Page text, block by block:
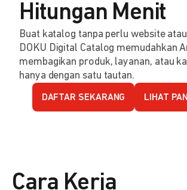
Hitungan Menit
Buat katalog tanpa perlu website
DOKU Digital Catalog memudahkan
membagikan produk, layanan, atau
hanya dengan satu tautan.
DAFTAR SEKARANG LIHAT
Cara Kerja